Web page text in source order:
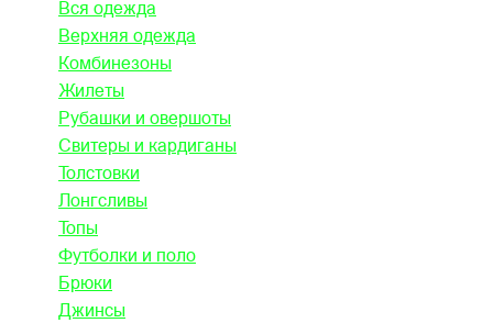
Вся одежда
Верхняя одежда
Комбинезоны
Жилеты
Рубашки и овершоты
Свитеры и кардиганы
Толстовки
Лонгсливы
Топы
Футболки и поло
Брюки
Джинсы